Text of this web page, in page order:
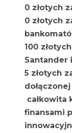
0 złotych
0 złotych
100
Santander
5 złotych
całkowita
finansami